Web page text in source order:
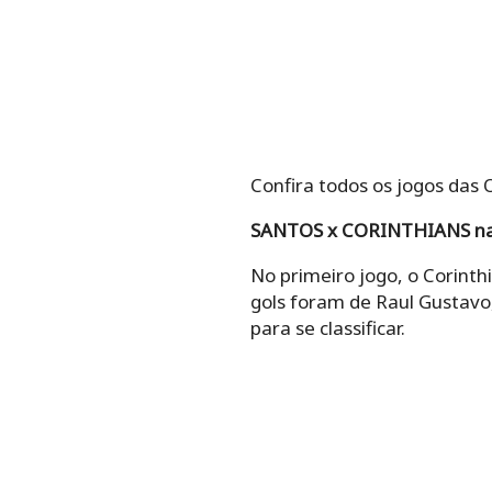
Confira todos os jogos das
SANTOS x CORINTHIANS
No primeiro jogo, o
gols foram de Raul
para se classificar.